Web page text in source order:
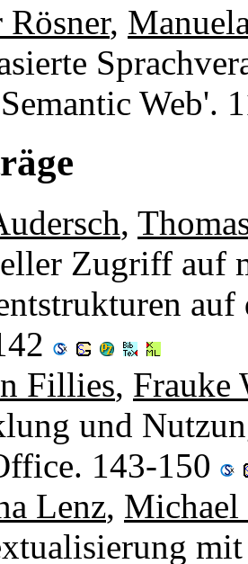
,
Web'.
,
Zugriff auf
Fillies, Frauke
und
143-150
Lenz, Michael